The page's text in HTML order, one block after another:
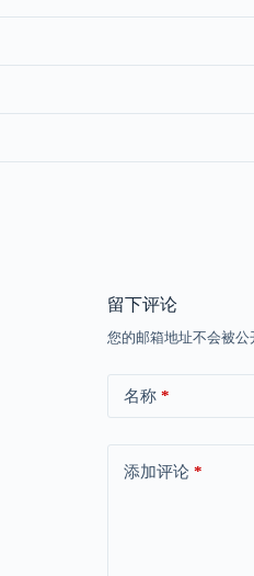
留下评论
您的邮箱地址不会被公
名称 *
添加评论 *